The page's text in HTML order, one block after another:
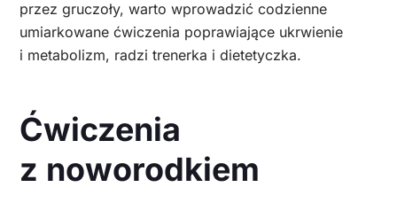
przez gruczoły, warto wprowadzić codzienne
umiarkowane ćwiczenia poprawiające ukrwienie
i metabolizm, radzi trenerka i dietetyczka.
Ćwiczenia
z noworodkiem